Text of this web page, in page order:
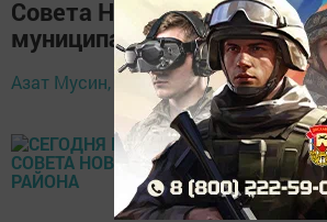
Совета Новошешминского
муниципального района
Азат Мусин, 8 июля 2021 - 10:03